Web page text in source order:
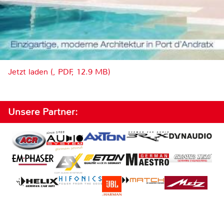
Jetzt laden (, PDF, 12.9 MB)
Unsere Partner: